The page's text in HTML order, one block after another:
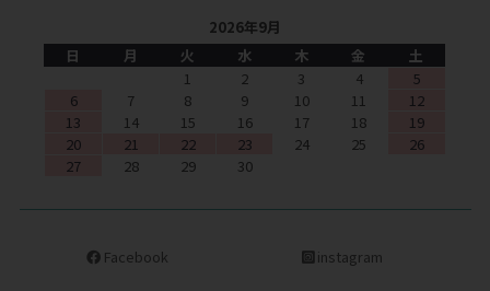
2026年9月
日
月 火 水 木 金
土
1
2 3 4
5
6
7 8 9 10 11
12
13
14 15 16 17 18
19
20
21 22 23 24 25
26
27
28 29 30
Facebook instagram